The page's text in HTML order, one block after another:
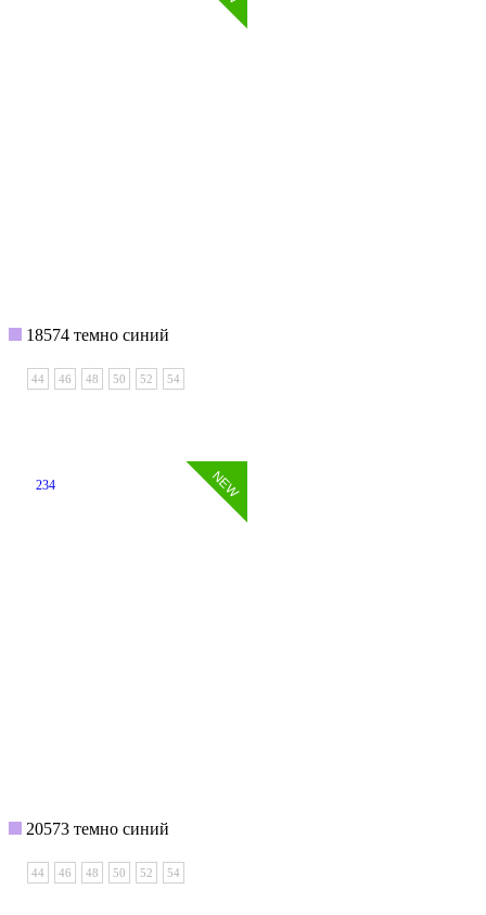
18574 темно синий
44 46 48 50 52 54
234
20573 темно синий
44 46 48 50 52 54